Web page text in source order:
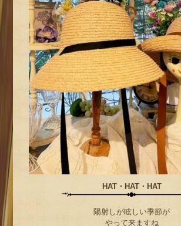
HAT・HAT・HAT
陽射しが眩しい季節が
やって来ますね